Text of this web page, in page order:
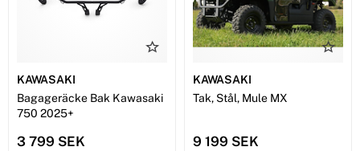
KAWASAKI
Bagageräcke Bak Kawasaki
750 2025+
3 799 SEK
KAWASAKI
Tak, Stål, Mule MX
9 199 SEK